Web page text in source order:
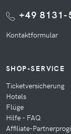
+49
Kontaktformular
SHOP-SERVICE
Ticketversicherung
Hotels
Flüge
Hilfe - FAQ
Affiliate-